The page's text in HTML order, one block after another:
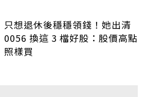
只想退休後穩穩領錢！她出清
0056 換這 3 檔好股：股價高點
照樣買